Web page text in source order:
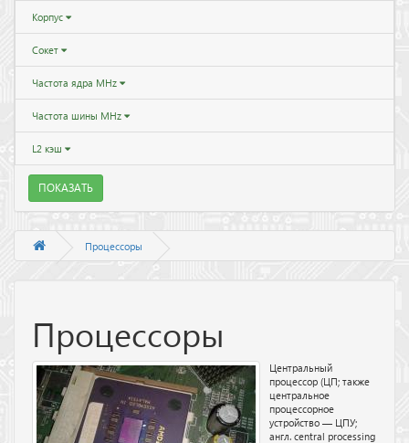
Корпус
Сокет
Частота ядра MHz
Частота шины MHz
L2 кэш
ПОКАЗАТЬ
Процессоры
Процессоры
Центральный
процессор (ЦП; также
центральное
процессорное
устройство — ЦПУ;
англ. central processing